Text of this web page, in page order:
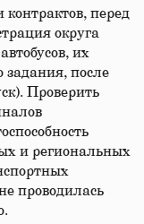
контрактов, перед
округа
их
задания, после
Проверить
и региональных
проводилась